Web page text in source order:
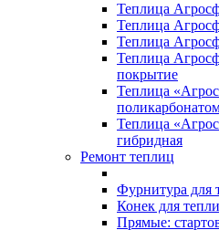
Теплица
Теплица
Теплица
Теплица
покрытие
Теплица
Теплица
гибридная
Ремонт теплиц
Фурнитура для
Конек для
Прямые: